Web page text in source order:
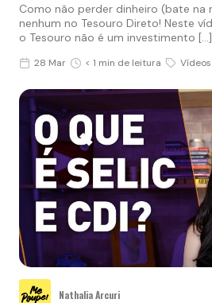
Como não perder dinheiro (bate na
nenhum no Tesouro Direto! Neste
o Tesouro não é um investimento […]
28 Mar < 1 min de leitura Vídeos
Nathalia Arcuri